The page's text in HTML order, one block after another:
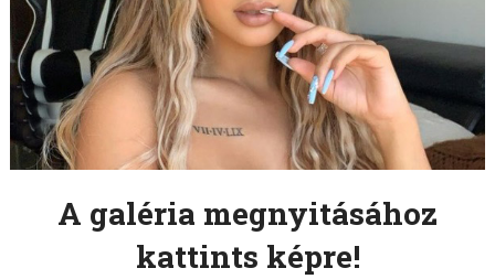
A galéria megnyitásához
kattints képre!